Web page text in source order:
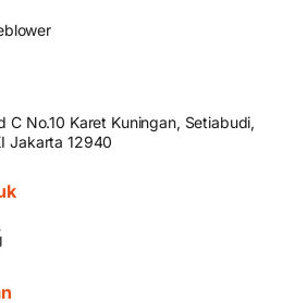
C No.10 Karet Kuningan, Setiabudi,
Jakarta 12940